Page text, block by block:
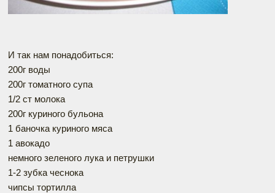
И так нам понадобиться:
200г воды
200г томатного супа
1/2 ст молока
200г куриного бульона
1 баночка куриного мяса
1 авокадо
немного зеленого лука и петрушки
1-2 зубка чеснока
чипсы тортилла